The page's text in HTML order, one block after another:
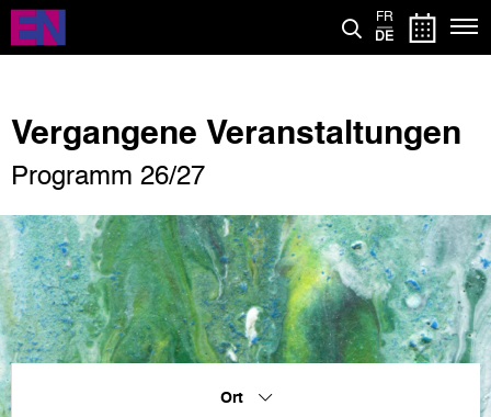
Direkt
zum
Inhalt
FR
DE
Vergangene Veranstaltungen
Programm 26/27
Ort